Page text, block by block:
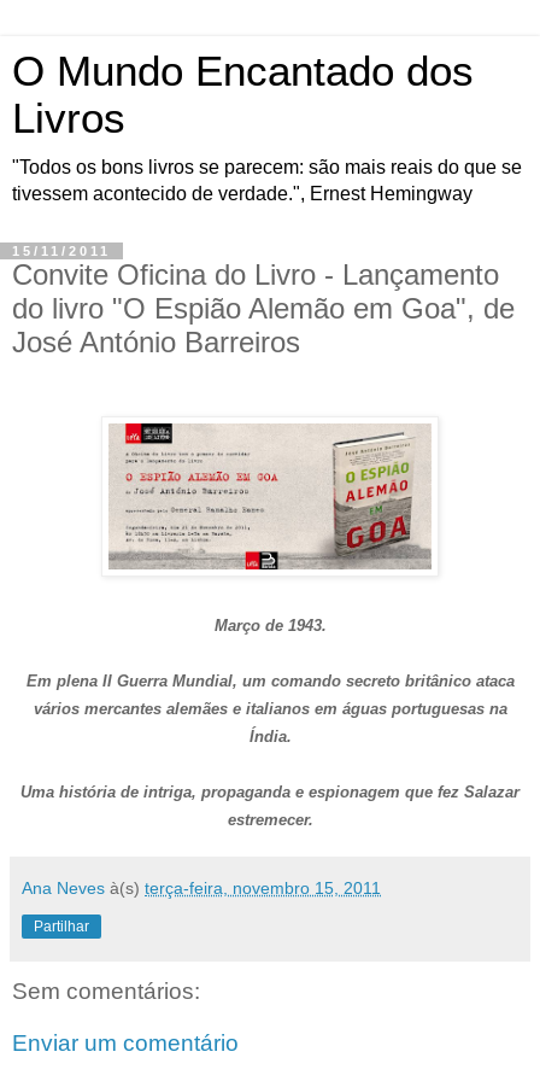
O Mundo Encantado dos
Livros
"Todos os bons livros se parecem: são mais reais do que se
tivessem acontecido de verdade.", Ernest Hemingway
15/11/2011
Convite Oficina do Livro - Lançamento
do livro "O Espião Alemão em Goa", de
José António Barreiros
Março de 1943.
Em plena II Guerra Mundial, um comando secreto britânico ataca
vários mercantes alemães e italianos em águas portuguesas na
Índia.
Uma história de intriga, propaganda e espionagem que fez Salazar
estremecer.
Ana Neves à(s) terça-feira, novembro 15, 2011
Partilhar
Sem comentários:
Enviar um comentário